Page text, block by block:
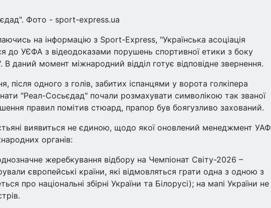
Фото - sport-express.ua
на інформацію з Sport-Express, "Українська асоціація
до УЄФА з відеодоказами порушень спортивної етики з боку
В даний момент міжнародний відділ готує відповідне звернення.
після одного з голів, забитих іспанцями у ворота голкіпера
"Реал-Сосьєдад" почали розмахувати символікою так званої
правил помітив стюард, прапор був боягузливо захований.
виявиться не єдиною, щодо якої оновлений менеджмент УАФ
органів:
жеребкування відбору на Чемпіонат Світу-2026 –
європейські країни, які відмовляться грати одна з одною з
про національні збірні України та Білорусі); на мапі України не